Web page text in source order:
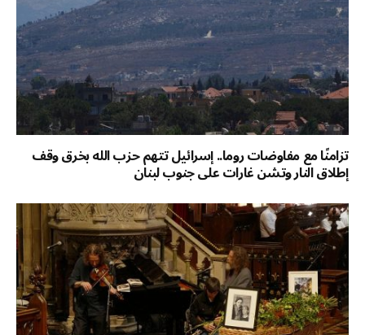
تزامنًا مع مفاوضات روما.. إسرائيل تتهم حزب الله بخرق وقف
إطلاق النار وتشن غارات على جنوب لبنان